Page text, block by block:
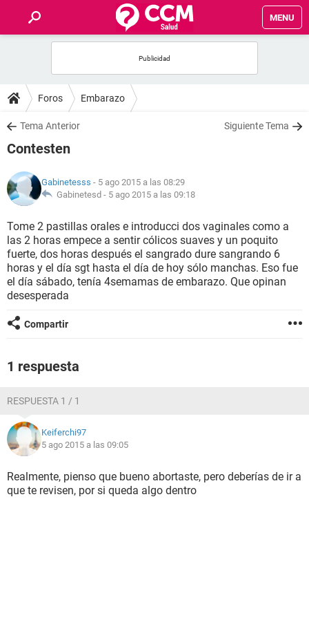
MENU
FOROS
SALUD
NUTRICIÓN
BIENESTAR
SEXUALIDAD
GLOSARIO
Foros Embarazo
Tema Anterior Siguiente Tema
Contesten
Gabinetesss - 5 ago 2015 a las 08:29
Gabinetesd - 5 ago 2015 a las 09:18
Tome 2 pastillas orales e introducci dos vaginales como a
las 2 horas empece a sentir cólicos suaves y un poquito
fuerte, dos horas después el sangrado dure sangrando 6
horas y el día sgt hasta el día de hoy sólo manchas. Eso fue
el día sábado, tenía 4semamas de embarazo. Que opinan
desesperada
Compartir
1 respuesta
RESPUESTA 1 / 1
Keiferchi97
5 ago 2015 a las 09:05
Realmente, pienso que bueno abortaste, pero deberías de ir a
que te revisen, por si queda algo dentro